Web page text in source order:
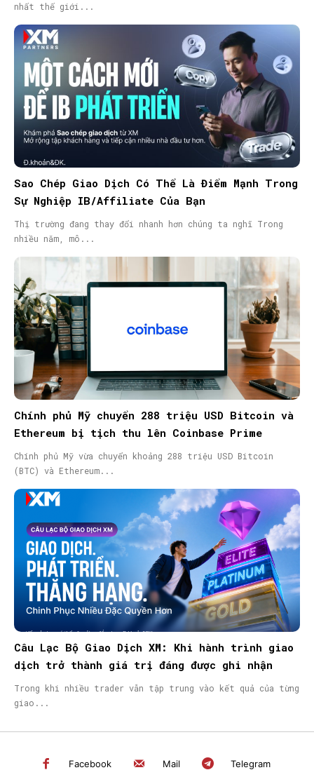
nhất thế giới...
Sao Chép Giao Dịch Có Thể Là Điểm Mạnh Trong
Sự Nghiệp IB/Affiliate Của Bạn
Thị trường đang thay đổi nhanh hơn chúng ta nghĩ Trong
nhiều năm, mô...
Chính phủ Mỹ chuyển 288 triệu USD Bitcoin và
Ethereum bị tịch thu lên Coinbase Prime
Chính phủ Mỹ vừa chuyển khoảng 288 triệu USD Bitcoin
(BTC) và Ethereum...
Câu Lạc Bộ Giao Dịch XM: Khi hành trình giao
dịch trở thành giá trị đáng được ghi nhận
Trong khi nhiều trader vẫn tập trung vào kết quả của từng
giao...
Facebook Mail Telegram